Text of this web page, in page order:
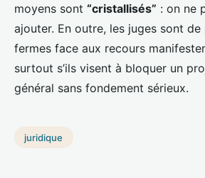
moyens sont “cristallisés” : on ne
ajouter. En outre, les juges sont de
fermes face aux recours
surtout s’ils visent à bloquer un
général sans fondement sérieux.
juridique